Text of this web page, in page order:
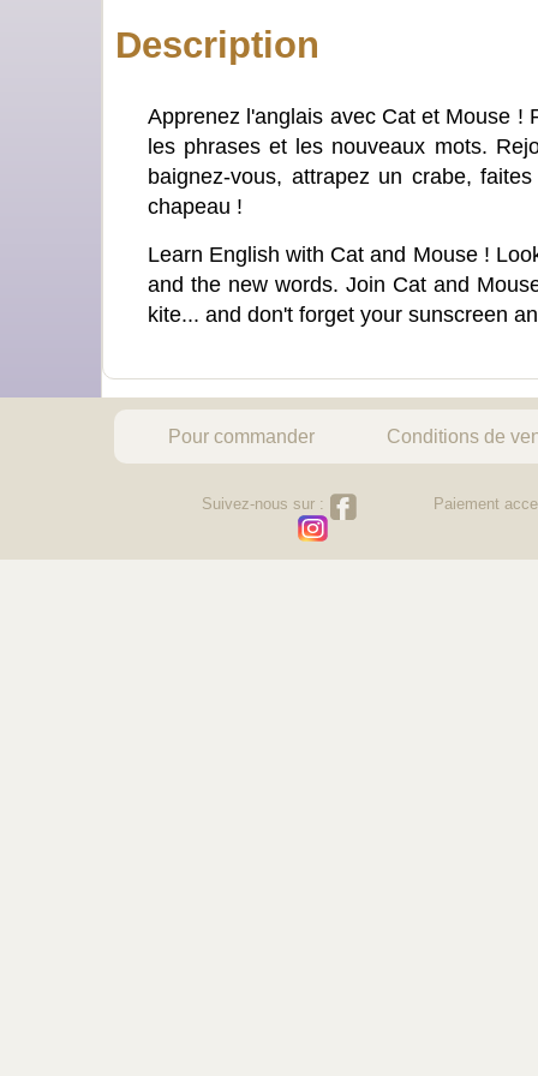
Description
Apprenez l'anglais avec Cat et Mouse !
les phrases et les nouveaux mots.
baignez-vous, attrapez un crabe,
chapeau !
Learn English with Cat and Mouse !
and the new words. Join Cat and
kite... and don't forget your sunscreen
Pour commander Conditions de
Suivez-nous sur : Paiement